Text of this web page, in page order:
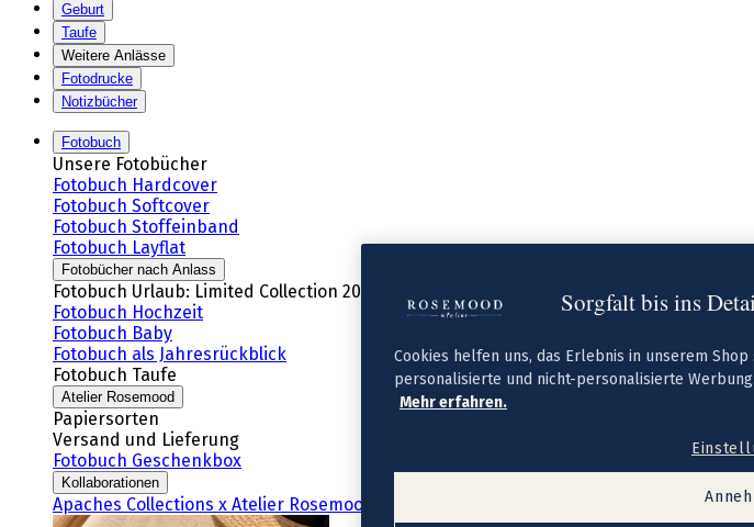
Geburt
Taufe
Weitere Anlässe
Fotodrucke
Notizbücher
Fotobuch
Unsere Fotobücher
Fotobuch Hardcover
Fotobuch Softcover
Fotobuch Stoffeinband
Fotobuch Layflat
Fotobücher nach Anlass
Fotobuch Urlaub: Limited Collection 2026
Fotobuch Hochzeit
Fotobuch Baby
Fotobuch als Jahresrückblick
Fotobuch Taufe
Atelier Rosemood
Papiersorten
Versand und Lieferung
Fotobuch Geschenkbox
Kollaborationen
Apaches Collections x Atelier Rosemood
Sorgfalt bis ins
Cookies helfen uns, das Erlebnis in unserem
personalisierte und nicht-personalisierte
Mehr erfahren.